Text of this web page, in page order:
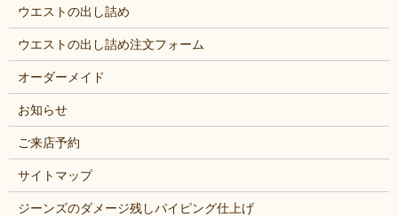
ウエストの出し詰め
ウエストの出し詰め注文フォーム
オーダーメイド
お知らせ
ご来店予約
サイトマップ
ジーンズのダメージ残しパイピング仕上げ